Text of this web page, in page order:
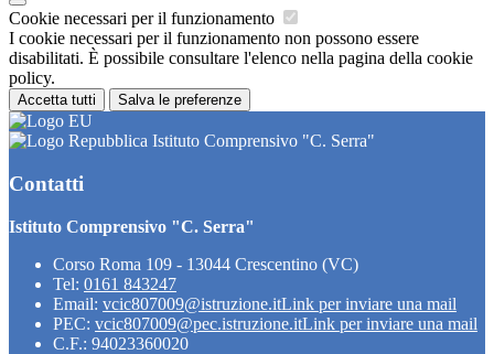
Cookie necessari per il funzionamento
I cookie necessari per il funzionamento non possono essere
disabilitati. È possibile consultare l'elenco nella pagina della cookie
policy.
Accetta tutti Salva le preferenze
Istituto Comprensivo "C. Serra"
Contatti
Istituto Comprensivo "C. Serra"
Corso Roma 109 - 13044 Crescentino (VC)
Tel: 0161 843247
Email: vcic807009@istruzione.itLink per inviare una mail
PEC: vcic807009@pec.istruzione.itLink per inviare una mail
C.F.: 94023360020